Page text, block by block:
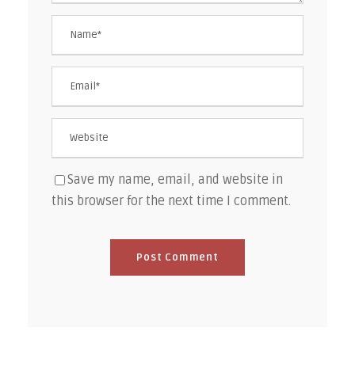
Save my name, email, and website in
this browser for the next time I comment.